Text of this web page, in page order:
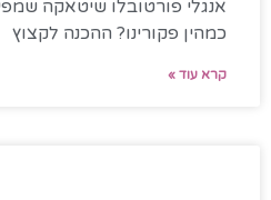
אנגלי פורטובלו שיטאקה
כמהין פקורינו? ההכנה לקצוץ
קרא עוד »